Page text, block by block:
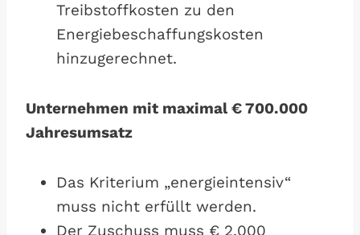
Treibstoffkosten zu den
Energiebeschaffungskosten
hinzugerechnet.
Unternehmen mit maximal € 700.000
Jahresumsatz
Das Kriterium „energieintensiv“
muss nicht erfüllt werden.
Der Zuschuss muss € 2.000